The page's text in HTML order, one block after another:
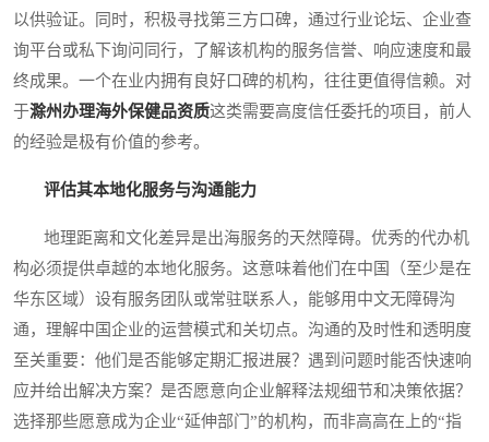
以供验证。同时，积极寻找第三方口碑，通过行业论坛、企业查
询平台或私下询问同行，了解该机构的服务信誉、响应速度和最
终成果。一个在业内拥有良好口碑的机构，往往更值得信赖。对
于滁州办理海外保健品资质这类需要高度信任委托的项目，前人
的经验是极有价值的参考。
评估其本地化服务与沟通能力
地理距离和文化差异是出海服务的天然障碍。优秀的代办机
构必须提供卓越的本地化服务。这意味着他们在中国（至少是在
华东区域）设有服务团队或常驻联系人，能够用中文无障碍沟
通，理解中国企业的运营模式和关切点。沟通的及时性和透明度
至关重要：他们是否能够定期汇报进展？遇到问题时能否快速响
应并给出解决方案？是否愿意向企业解释法规细节和决策依据？
选择那些愿意成为企业“延伸部门”的机构，而非高高在上的“指